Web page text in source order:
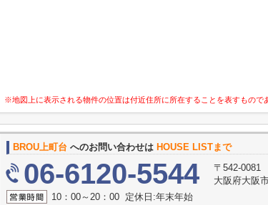
※地図上に表示される物件の位置は付近住所に所在することを表すもので
BROU上町台 へのお問い合わせは HOUSE LISTまで
06-6120-5544
〒542-0081
大阪府大阪
10：00～20：00 定休日:年末年始